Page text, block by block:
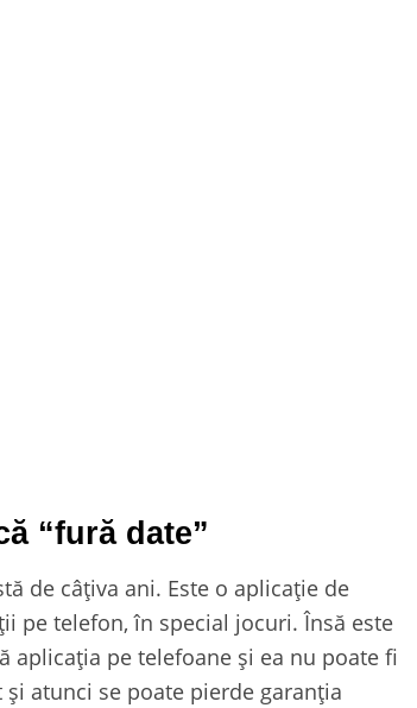
“fură date”
de câțiva ani. Este o aplicație de
pe telefon, în special jocuri. Însă este
aplicația pe telefoane și ea nu poate fi
atunci se poate pierde garanția